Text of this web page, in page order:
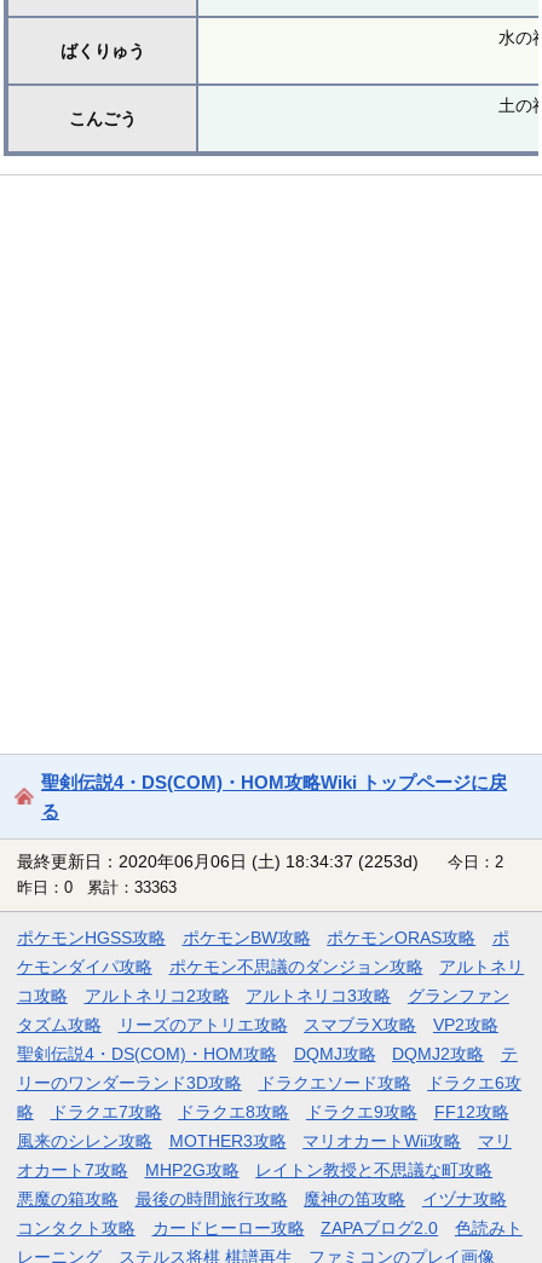
ばくりゅう
水の
こんごう
土の
聖剣伝説4・DS(COM)・HOM攻略Wiki トップページに戻
る
最終更新日：2020年06月06日 (土) 18:34:37 (2253d)
今日：2
昨日：0 累計：33363
ポケモンHGSS攻略 ポケモンBW攻略 ポケモンORAS攻略
ポ
ケモンダイパ攻略
ポケモン不思議のダンジョン攻略
アルトネリ
コ攻略
アルトネリコ2攻略 アルトネリコ3攻略
グランファン
タズム攻略
リーズのアトリエ攻略 スマブラX攻略
VP2攻略
聖剣伝説4・DS(COM)・HOM攻略
DQMJ攻略 DQMJ2攻略
テ
リーのワンダーランド3D攻略
ドラクエソード攻略
ドラクエ6攻
略
ドラクエ7攻略 ドラクエ8攻略 ドラクエ9攻略
FF12攻略
風来のシレン攻略
MOTHER3攻略 マリオカートWii攻略
マリ
オカート7攻略
MHP2G攻略
レイトン教授と不思議な町攻略
悪魔の箱攻略
最後の時間旅行攻略 魔神の笛攻略
イヅナ攻略
コンタクト攻略
カードヒーロー攻略 ZAPAブログ2.0
色読みト
レーニング
ステルス将棋 棋譜再生 ファミコンのプレイ画像